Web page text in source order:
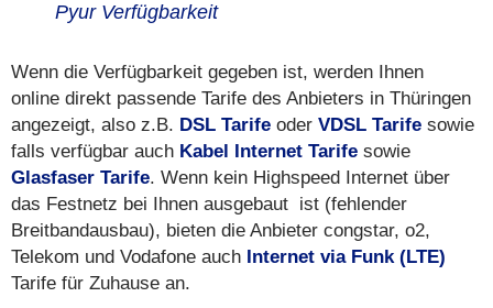
Pyur Verfügbarkeit
Wenn die Verfügbarkeit gegeben ist, werden Ihnen
online direkt passende Tarife des Anbieters in Thüringen
angezeigt, also z.B. DSL Tarife oder VDSL Tarife sowie
falls verfügbar auch Kabel Internet Tarife sowie
Glasfaser Tarife. Wenn kein Highspeed Internet über
das Festnetz bei Ihnen ausgebaut ist (fehlender
Breitbandausbau), bieten die Anbieter congstar, o2,
Telekom und Vodafone auch Internet via Funk (LTE)
Tarife für Zuhause an.